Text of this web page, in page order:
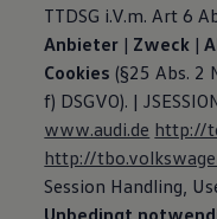
TTDSG i.V.m. Art 6
Anbieter | Zweck |
Cookies (§25 Abs. 2
f) DSGVO). |
www.audi.de http://
http://
Session Handling,
Unbedingt